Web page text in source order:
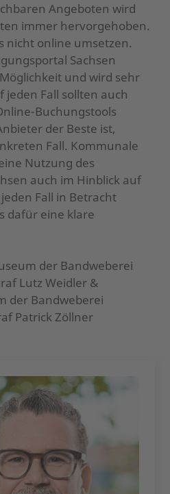
Angeboten wird
immer hervorgehoben.
nicht online umsetzen.
Sachsen
und wird sehr
Fall sollten auch
Buchungstools
der Beste ist,
Fall. Kommunale
Nutzung des
auch im Hinblick auf
Fall in Betracht
dafür eine klare
der Bandweberei
Lutz Weidler &
der Bandweberei
Patrick Zöllner